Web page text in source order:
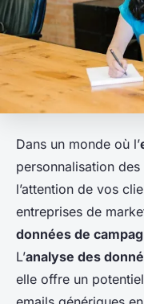
Dans un monde où l’
personnalisation
l’attention de vos
entreprises de
données de
L’analyse des
elle offre un